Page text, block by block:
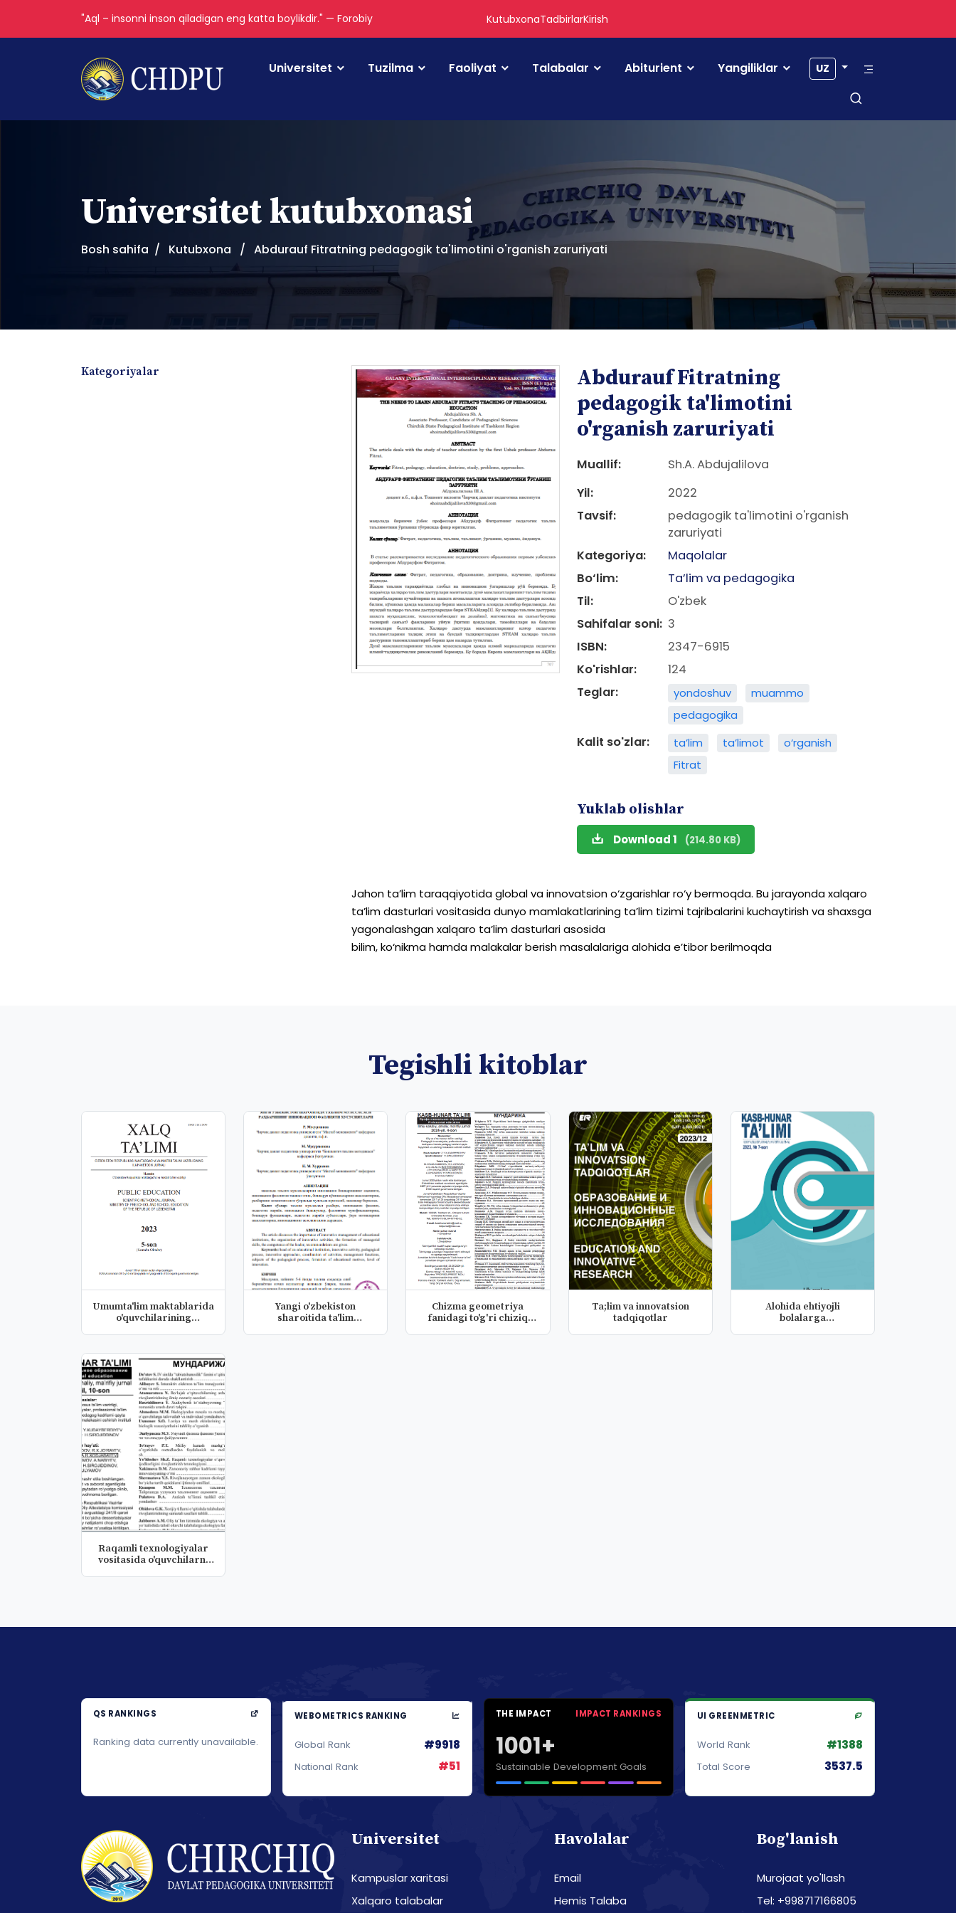
"Aql – insonni inson qiladigan eng katta boylikdir." — Forobiy KutubxonaTadbirlarKirish
Universitet Tuzilma Faoliyat Talabalar Abiturient Yangiliklar UZ
Universitet kutubxonasi
Bosh sahifa Kutubxona Abdurauf Fitratning pedagogik ta'limotini o'rganish zaruriyati
Kategoriyalar
Abdurauf Fitratning
pedagogik ta'limotini
o'rganish zaruriyati
Muallif:
Sh.A. Abdujalilova
Yil:
2022
Tavsif:
pedagogik ta'limotini o'rganish
zaruriyati
Kategoriya:
Maqolalar
Bo‘lim:
Ta’lim va pedagogika
Til:
O'zbek
Sahifalar soni: 3
ISBN:
2347-6915
Ko'rishlar:
124
Teglar:
yondoshuv
muammo
pedagogika
Kalit so'zlar: ta’lim ta’limot
o‘rganish
Fitrat
Yuklab olishlar
Download 1 (214.80 KB)
Jahon ta’lim taraqqiyotidaglobalvainnovatsiono‘zgarishlarro‘ybermoqda. Bu jarayondaxalqaro
ta’limdasturlarivositasidadunyo mamlakatlarining ta’lim tizimi tajribalarinikuchaytirishvashaxsga
yagonalashganxalqaro ta’limdasturlariasosida
bilim,ko‘nikmahamdamalakalarberishmasalalarigaalohidae’tiborberilmoqda
Tegishli kitoblar
Umumta'lim maktablarida
o'quvchilarining
Yangi o'zbekiston
sharoitida ta'lim
Chizma geometriya
fanidagi to'g'ri chiziq
Ta;lim va innovatsion
tadqiqotlar
Аlohida ehtiyojli
bolalarga
Raqamli texnologiyalar
vositasida o'quvchilarni
QS RANKINGS
Ranking data currently unavailable.
WEBOMETRICS RANKING
Global Rank #9918
National Rank #51
THE IMPACT IMPACT RANKINGS
1001+
Sustainable Development Goals
UI GREENMETRIC
World Rank #1388
Total Score 3537.5
Universitet
Kampuslar xaritasi
Xalqaro talabalar
Havolalar
Email
Hemis Talaba
Bog'lanish
Murojaat yo'llash
Tel: +998717166805